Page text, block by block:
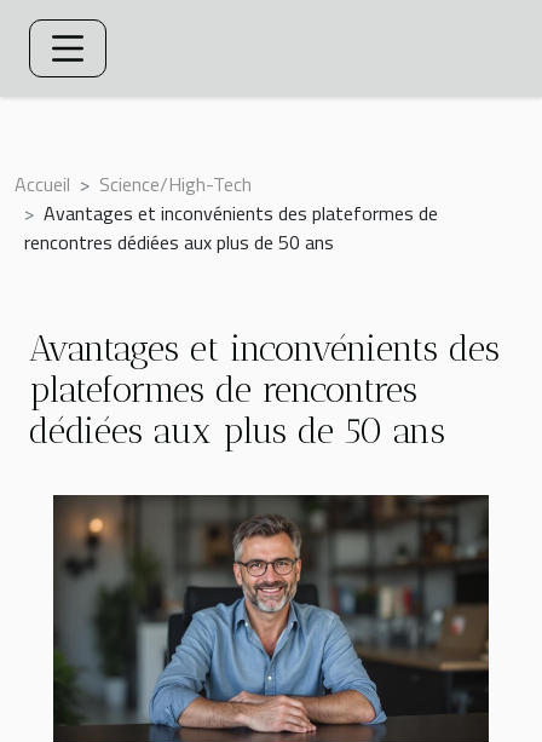
Accueil
Science/High-Tech
Avantages et inconvénients des plateformes de
rencontres dédiées aux plus de 50 ans
Avantages et inconvénients des
plateformes de rencontres
dédiées aux plus de 50 ans